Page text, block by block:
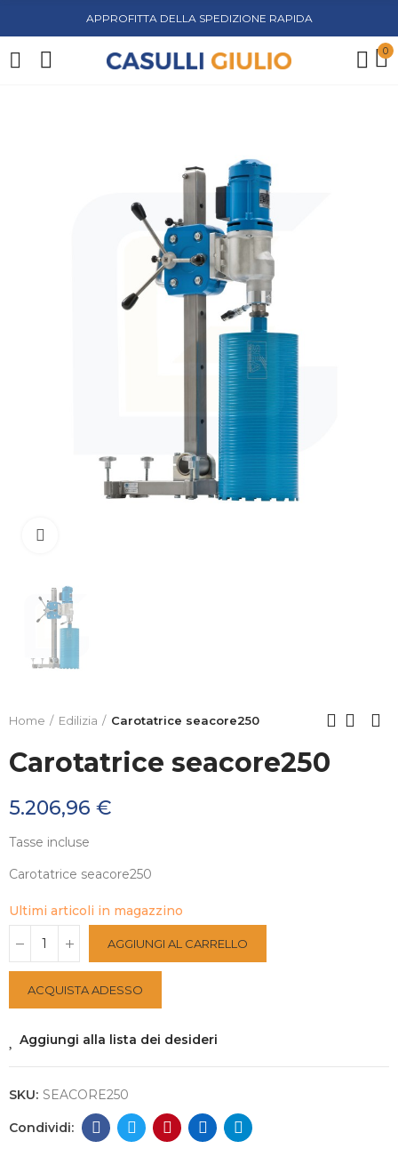
APPROFITTA DELLA SPEDIZIONE RAPIDA
0
Home Edilizia Carotatrice seacore250
Carotatrice seacore250
5.206,96 €
Tasse incluse
Carotatrice seacore250
Ultimi articoli in magazzino
AGGIUNGI AL CARRELLO
ACQUISTA ADESSO
Aggiungi alla lista dei desideri
SKU: SEACORE250